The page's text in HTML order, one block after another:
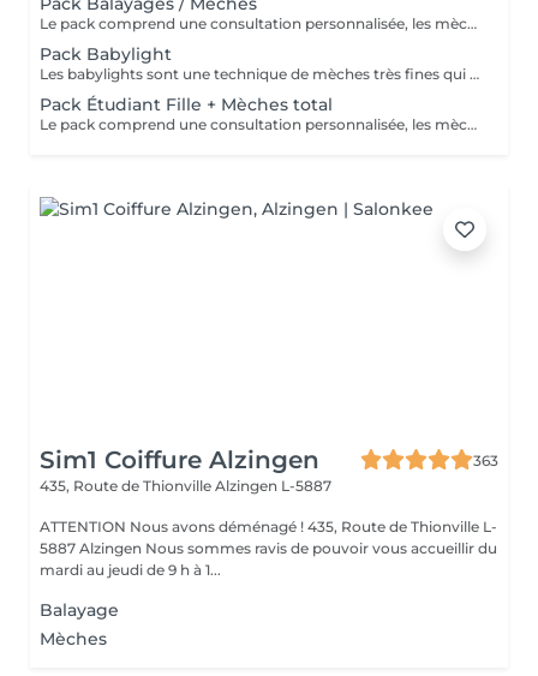
Le pack comprend une consultation personnalisée, les mèches avec les produits LOREAL PROFESSIONNEL, shampooing et conditionneur spécifiques REDKEN, le séchage et les produits de styling REDKEN Option Coupe : la coupe IGORANCE, ( finition sur cheveux sec), le séchage et les produits de styling REDKEN. * Tarifs à titre indicatifs à confirmer après la consultation personnalisée établit auprès de votre coiffeur/stylist/spécialiste * La direction se réserve le droit d’apporter des modifications pour le bon fonctionnement du salon
Pack Babylight
Les babylights sont une technique de mèches très fines qui donne un résultat lumineux. Le pack comprend une consultation personnalisée, des babylights avec les produits LOREAL PROFESSIONNEL, shampooing et conditionneur spécifiques REDKEN, le séchage et les produits de styling REDKEN Option Coupe : la coupe IGORANCE, ( finition sur cheveux sec), le séchage et les produits de styling REDKEN. * Tarifs à titre indicatifs à confirmer après la consultation personnalisée établit auprès de votre coiffeur/stylist/spécialiste * La direction se réserve le droit d’apporter des modifications pour le bon fonctionnement du salon
Pack Étudiant Fille + Mèches total
Le pack comprend une consultation personnalisée, les mèches avec les produits LOREAL PROFESSIONNEL, shampooing et conditionneur spécifiques REDKEN, la coupe IGORANCE, ( finition sur cheveux sec), le séchage et les produits de styling REDKEN. * Tarifs à titre indicatifs à confirmer après la consultation personnalisée établit auprès de votre coiffeur/stylist/spécialiste * La direction se réserve le droit d’apporter des modifications pour le bon fonctionnement du salon
Sim1 Coiffure Alzingen
363
435, Route de Thionville Alzingen L-5887
ATTENTION Nous avons déménagé ! 435, Route de Thionville L-
5887 Alzingen Nous sommes ravis de pouvoir vous accueillir du
mardi au jeudi de 9 h à 1...
Balayage
Mèches